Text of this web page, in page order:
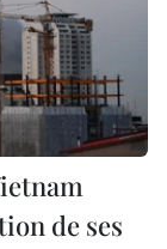
de ses